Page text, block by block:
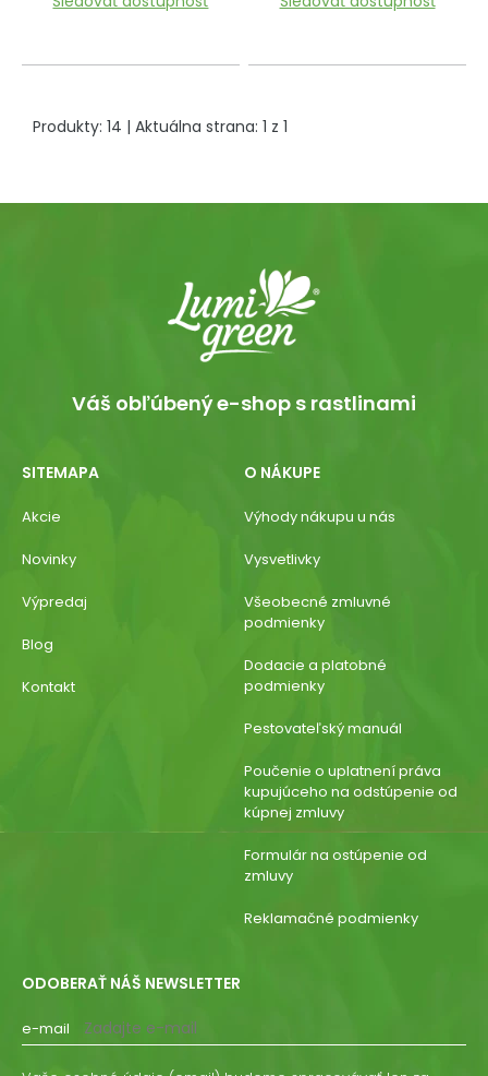
Produkty: 14 | Aktuálna strana: 1 z 1
Váš obľúbený e-shop s rastlinami
SITEMAPA
Akcie
Novinky
Výpredaj
Blog
Kontakt
O NÁKUPE
Výhody nákupu u nás
Vysvetlivky
Všeobecné zmluvné
podmienky
Dodacie a platobné
podmienky
Pestovateľský manuál
Poučenie o uplatnení práva
kupujúceho na odstúpenie od
kúpnej zmluvy
Formulár na ostúpenie od
zmluvy
Reklamačné podmienky
ODOBERAŤ NÁŠ NEWSLETTER
e-mail